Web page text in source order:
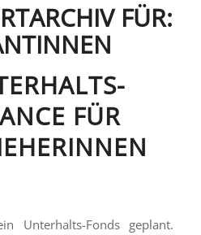
FÜR:
FÜR
Unterhalts-Fonds geplant.